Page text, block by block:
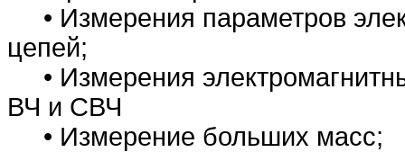
• Измерения параметров
цепей;
• Измерения
ВЧ и СВЧ
• Измерение больших масс;